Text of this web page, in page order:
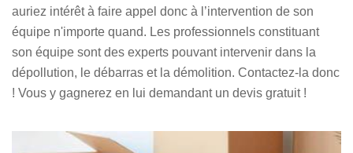
auriez intérêt à faire appel donc à l’intervention de son
équipe n'importe quand. Les professionnels constituant
son équipe sont des experts pouvant intervenir dans la
dépollution, le débarras et la démolition. Contactez-la donc
! Vous y gagnerez en lui demandant un devis gratuit !